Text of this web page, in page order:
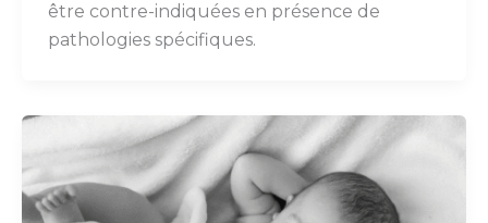
être contre-indiquées en présence de
pathologies spécifiques.